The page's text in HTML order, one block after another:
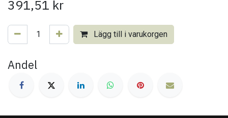
391,51 kr
Lägg till i varukorgen
Andel